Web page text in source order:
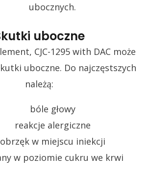
ubocznych.
uboczne
CJC-1295 with DAC może
uboczne. Do najczęstszych
należą:
bóle głowy
reakcje alergiczne
obrzęk w miejscu iniekcji
w poziomie cukru we krwi